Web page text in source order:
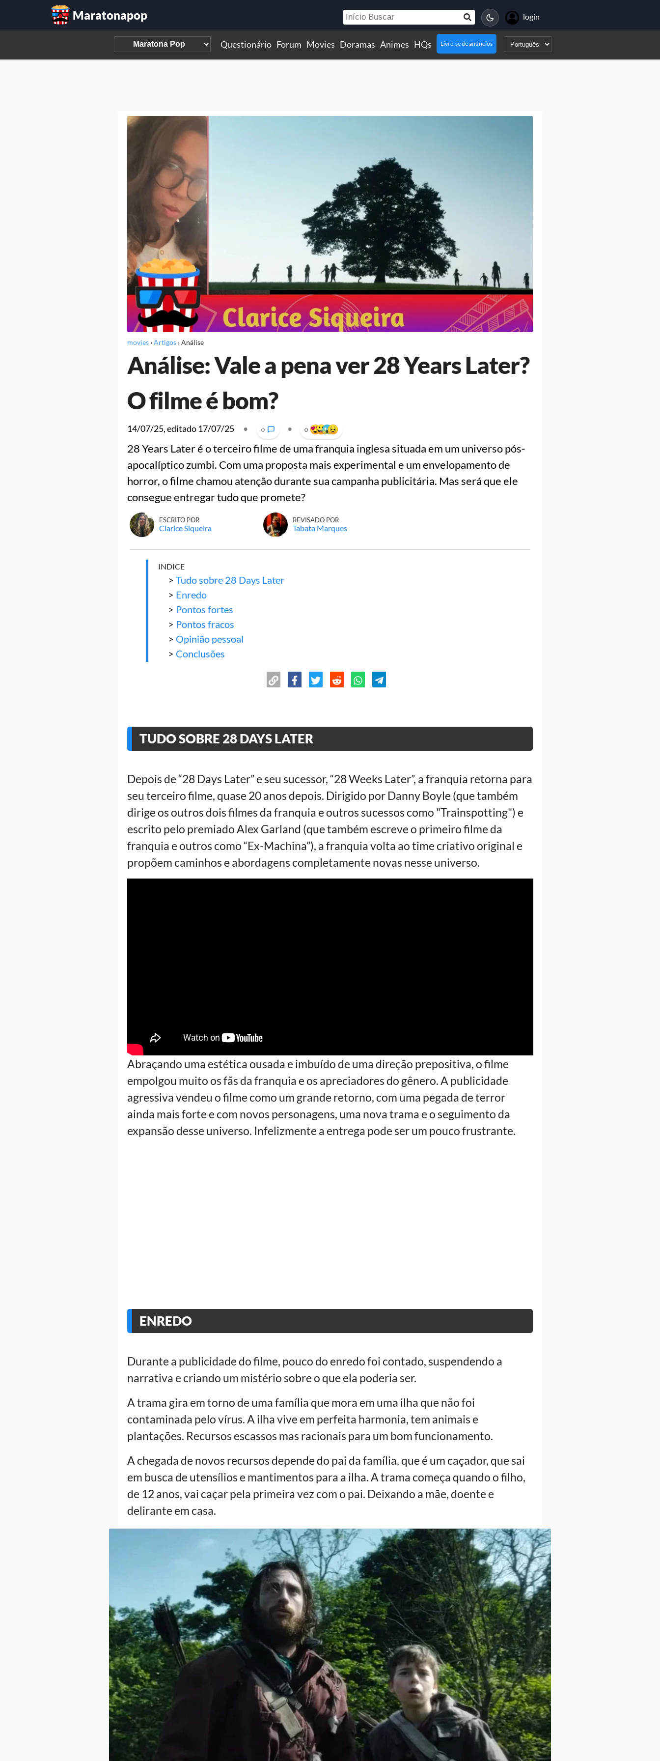
Maratonapop login
Questionário Forum Movies Doramas Animes HQs Livre-se de anúncios
movies›Artigos›Análise
Análise: Vale a pena ver 28 Years Later?
O filme é bom?
14/07/25, editado 17/07/25 • 0 • 0
28 Years Later é o terceiro filme de uma franquia inglesa situada em um universo pós-
apocalíptico zumbi. Com uma proposta mais experimental e um envelopamento de
horror, o filme chamou atenção durante sua campanha publicitária. Mas será que ele
consegue entregar tudo que promete?
ESCRITO POR
Clarice Siqueira
REVISADO POR
Tabata Marques
INDICE
> Tudo sobre 28 Days Later
> Enredo
> Pontos fortes
> Pontos fracos
> Opinião pessoal
> Conclusões
TUDO SOBRE 28 DAYS LATER
Depois de “28 Days Later” e seu sucessor, “28 Weeks Later”, a franquia retorna para
seu terceiro filme, quase 20 anos depois. Dirigido por Danny Boyle (que também
dirige os outros dois filmes da franquia e outros sucessos como "Trainspotting") e
escrito pelo premiado Alex Garland (que também escreve o primeiro filme da
franquia e outros como “Ex-Machina”), a franquia volta ao time criativo original e
propõem caminhos e abordagens completamente novas nesse universo.
Abraçando uma estética ousada e imbuído de uma direção prepositiva, o filme
empolgou muito os fãs da franquia e os apreciadores do gênero. A publicidade
agressiva vendeu o filme como um grande retorno, com uma pegada de terror
ainda mais forte e com novos personagens, uma nova trama e o seguimento da
expansão desse universo. Infelizmente a entrega pode ser um pouco frustrante.
ENREDO
Durante a publicidade do filme, pouco do enredo foi contado, suspendendo a
narrativa e criando um mistério sobre o que ela poderia ser.
A trama gira em torno de uma família que mora em uma ilha que não foi
contaminada pelo vírus. A ilha vive em perfeita harmonia, tem animais e
plantações. Recursos escassos mas racionais para um bom funcionamento.
A chegada de novos recursos depende do pai da família, que é um caçador, que sai
em busca de utensílios e mantimentos para a ilha. A trama começa quando o filho,
de 12 anos, vai caçar pela primeira vez com o pai. Deixando a mãe, doente e
delirante em casa.